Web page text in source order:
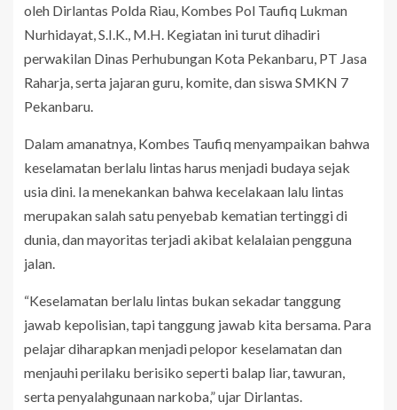
oleh Dirlantas Polda Riau, Kombes Pol Taufiq Lukman
Nurhidayat, S.I.K., M.H. Kegiatan ini turut dihadiri
perwakilan Dinas Perhubungan Kota Pekanbaru, PT Jasa
Raharja, serta jajaran guru, komite, dan siswa SMKN 7
Pekanbaru.
Dalam amanatnya, Kombes Taufiq menyampaikan bahwa
keselamatan berlalu lintas harus menjadi budaya sejak
usia dini. Ia menekankan bahwa kecelakaan lalu lintas
merupakan salah satu penyebab kematian tertinggi di
dunia, dan mayoritas terjadi akibat kelalaian pengguna
jalan.
“Keselamatan berlalu lintas bukan sekadar tanggung
jawab kepolisian, tapi tanggung jawab kita bersama. Para
pelajar diharapkan menjadi pelopor keselamatan dan
menjauhi perilaku berisiko seperti balap liar, tawuran,
serta penyalahgunaan narkoba,” ujar Dirlantas.